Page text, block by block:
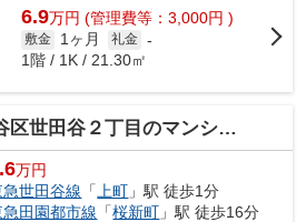
6.9万円 (管理費等：3,000円 )
敷金 1ヶ月 礼金 -
1階 / 1K / 21.30㎡
世田谷２丁目のマンション
万円
急世田谷線 「 上町 」駅 徒歩1分
急田園都市線 「桜新町 」駅 徒歩16分